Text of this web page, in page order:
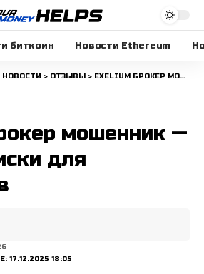
биткоин Новости Ethereum
НОВОСТИ > ОТЗЫВЫ > EXELIUM БРОКЕР МОШЕННИК — ОБЗОР И РИСКИ ДЛЯ ТРЕЙДЕРОВ
мошенник —
для
18:05